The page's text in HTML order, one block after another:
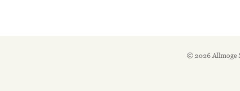
© 2026 Allmoge